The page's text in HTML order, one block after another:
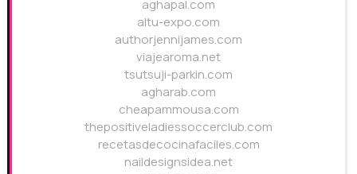
aghapal.com
altu-expo.com
authorjennijames.com
viajearoma.net
tsutsuji-parkin.com
agharab.com
cheapammousa.com
thepositiveladiessoccerclub.com
recetasdecocinafaciles.com
naildesignsidea.net